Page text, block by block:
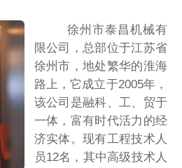
徐州市泰昌机械有
限公司，总部位于江苏省
徐州市，地处繁华的淮海
路上，它成立于2005年，
该公司是融科、工、贸于
一体，富有时代活力的经
济实体。现有工程技术人
员12名，其中高级技术人